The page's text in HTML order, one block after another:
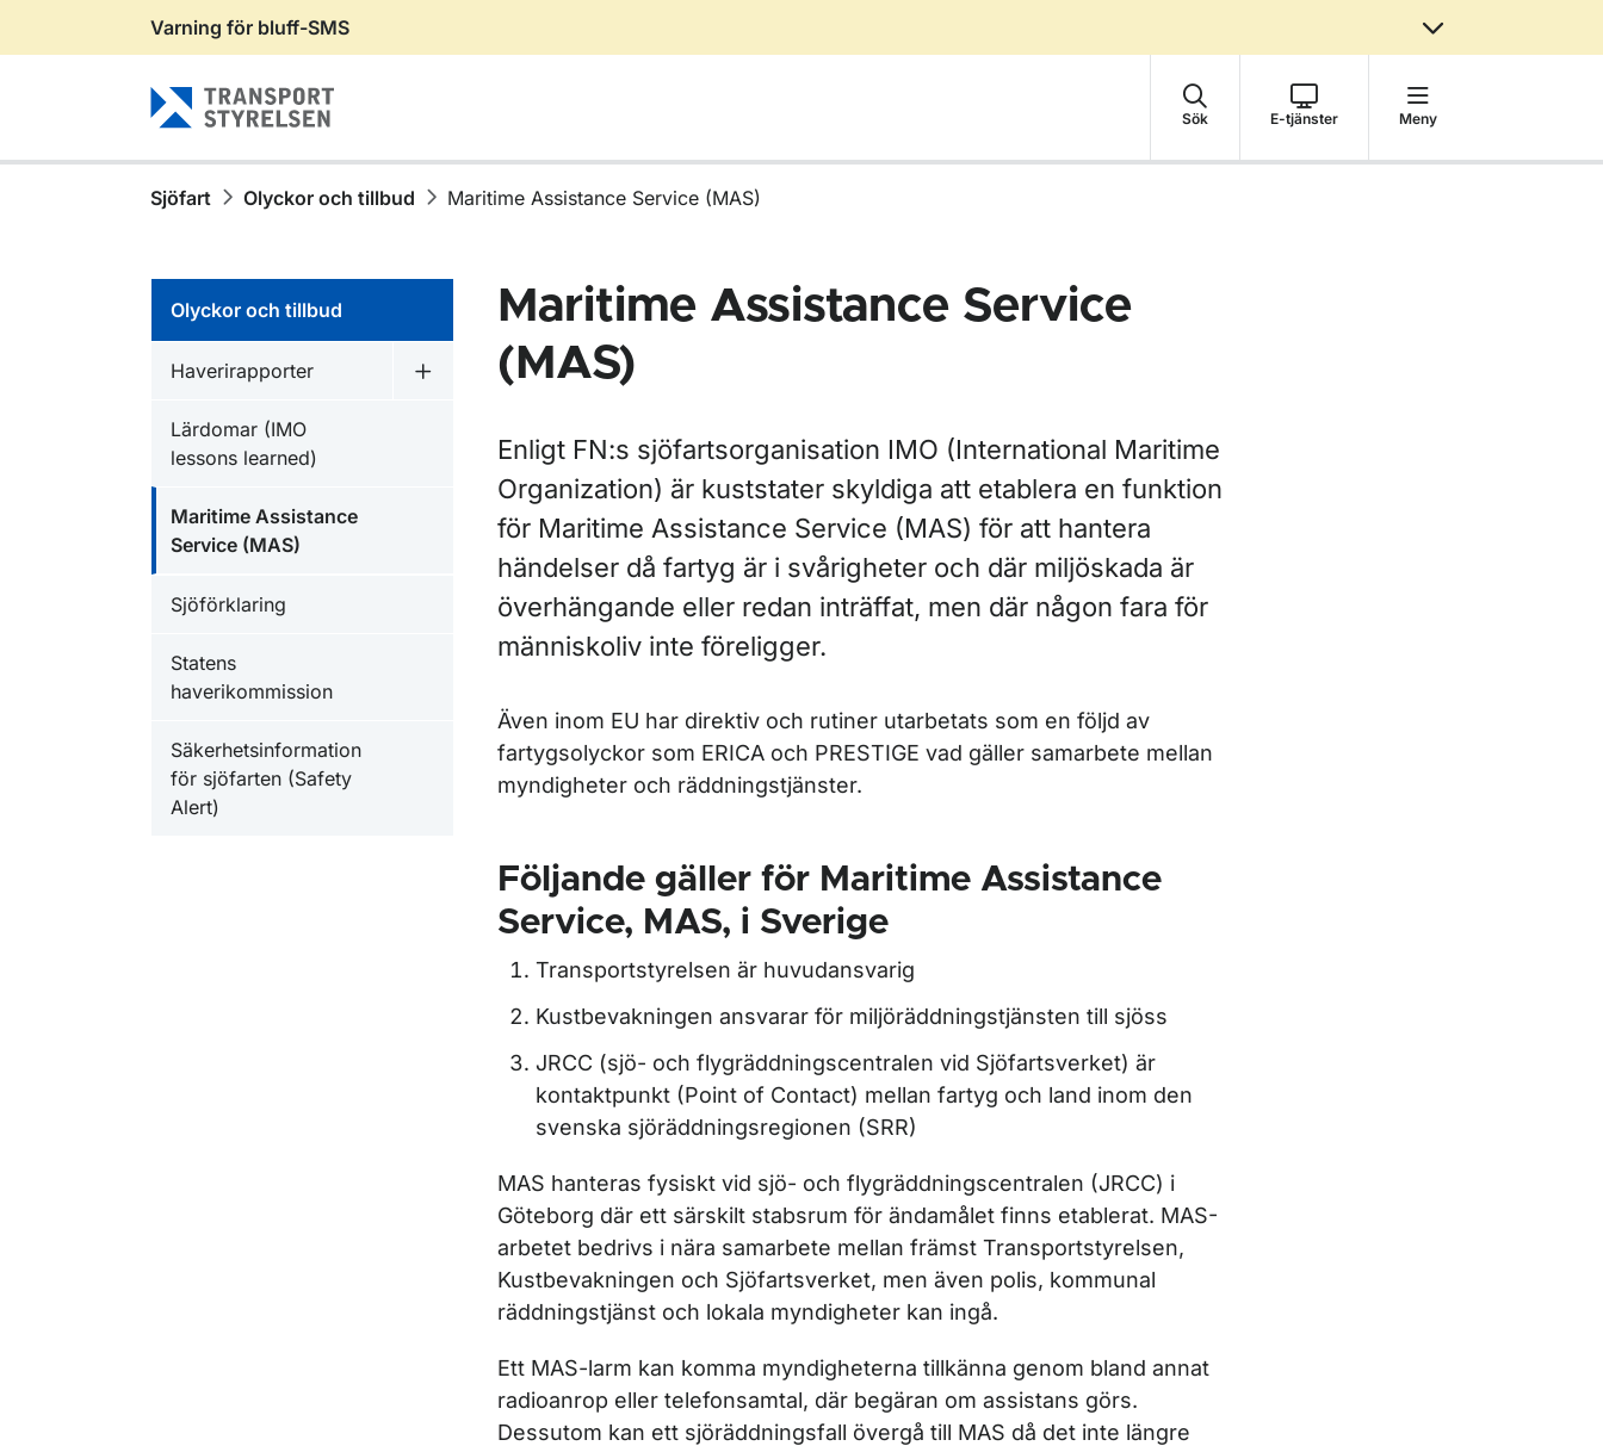
Gå till sidans innehåll
Varning för bluff-SMS
Sök E-tjänster Meny
Sjöfart Olyckor och tillbud Maritime Assistance Service (MAS)
Olyckor och tillbud
Haverirapporter
Undermeny för Haverirapporter
Lärdomar (IMO
lessons learned)
Maritime Assistance
Service (MAS)
Sjöförklaring
Statens
haverikommission
Säkerhetsinformation
för sjöfarten (Safety
Alert)
Maritime Assistance Service
(MAS)
Enligt FN:s sjöfartsorganisation IMO (International Maritime
Organization) är kuststater skyldiga att etablera en funktion
för Maritime Assistance Service (MAS) för att hantera
händelser då fartyg är i svårigheter och där miljöskada är
överhängande eller redan inträffat, men där någon fara för
människoliv inte föreligger.
Även inom EU har direktiv och rutiner utarbetats som en följd av
fartygsolyckor som ERICA och PRESTIGE vad gäller samarbete mellan
myndigheter och räddningstjänster.
Följande gäller för Maritime Assistance
Service, MAS, i Sverige
Transportstyrelsen är huvudansvarig
Kustbevakningen ansvarar för miljöräddningstjänsten till sjöss
JRCC (sjö- och flygräddningscentralen vid Sjöfartsverket) är
kontaktpunkt (Point of Contact) mellan fartyg och land inom den
svenska sjöräddningsregionen (SRR)
MAS hanteras fysiskt vid sjö- och flygräddningscentralen (JRCC) i
Göteborg där ett särskilt stabsrum för ändamålet finns etablerat. MAS-
arbetet bedrivs i nära samarbete mellan främst Transportstyrelsen,
Kustbevakningen och Sjöfartsverket, men även polis, kommunal
räddningstjänst och lokala myndigheter kan ingå.
Ett MAS-larm kan komma myndigheterna tillkänna genom bland annat
radioanrop eller telefonsamtal, där begäran om assistans görs.
Dessutom kan ett sjöräddningsfall övergå till MAS då det inte längre